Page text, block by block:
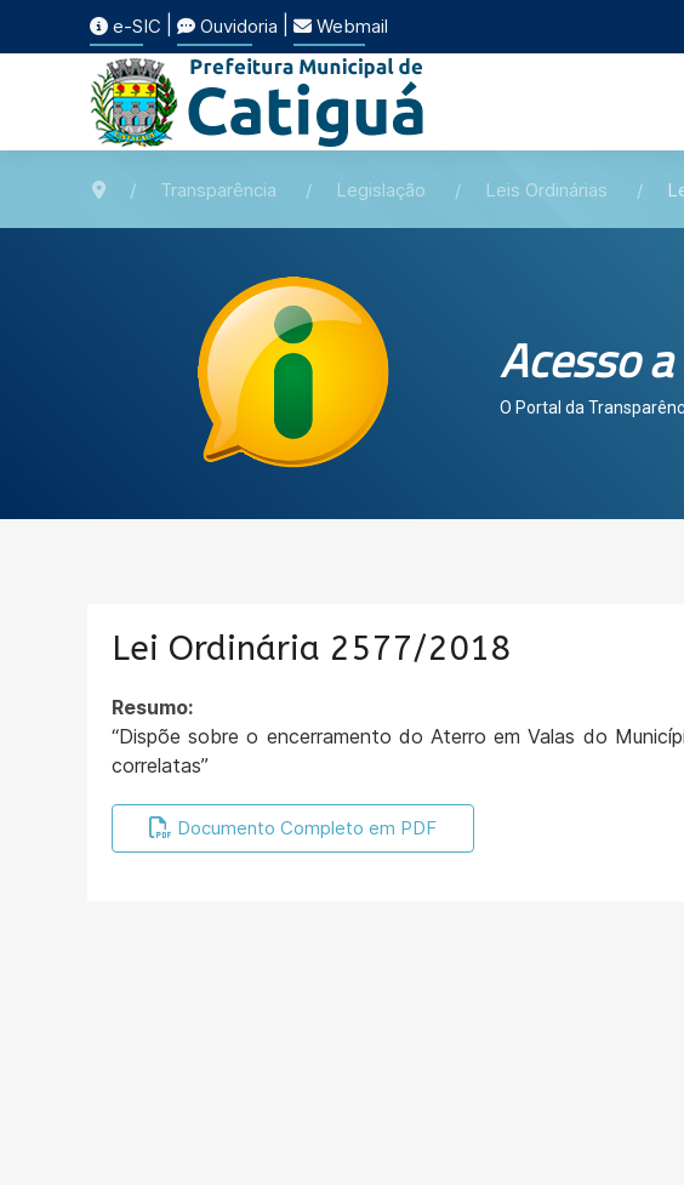
e-SIC Ouvidoria Webmail
Transparência Legislação Leis Ordinárias
Acesso
O Portal da
Lei Ordinária 2577/2018
Resumo:
“Dispõe sobre o encerramento do Aterro em Valas do
correlatas”
Documento Completo em PDF